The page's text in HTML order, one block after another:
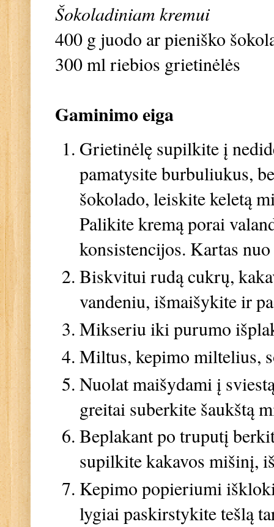
Šokoladiniam kremui
400 g juodo ar pieniško
300 ml riebios grietinėlės
Gaminimo eiga
Grietinėlę supilkite į
pamatysite burbuliukus,
šokolado, leiskite keletą
Palikite kremą porai
konsistencijos. Kartas
Biskvitui rudą cukrų,
vandeniu, išmaišykite ir
Mikseriu iki purumo
Miltus, kepimo miltelius,
Nuolat maišydami į
greitai suberkite šaukštą
Beplakant po truputį
supilkite kakavos mišinį,
Kepimo popieriumi
lygiai paskirstykite tešlą